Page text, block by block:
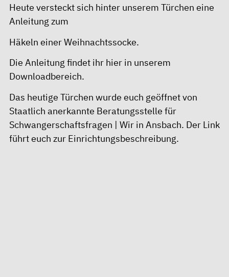
Heute versteckt sich hinter unserem Türchen eine
Anleitung zum
Häkeln einer Weihnachtssocke.
Die Anleitung findet ihr hier in unserem
Downloadbereich.
Das heutige Türchen wurde euch geöffnet von
Staatlich anerkannte Beratungsstelle für
Schwangerschaftsfragen | Wir in Ansbach. Der Link
führt euch zur Einrichtungsbeschreibung.